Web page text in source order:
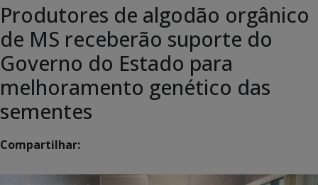
Produtores de algodão orgânico
de MS receberão suporte do
Governo do Estado para
melhoramento genético das
sementes
Compartilhar: